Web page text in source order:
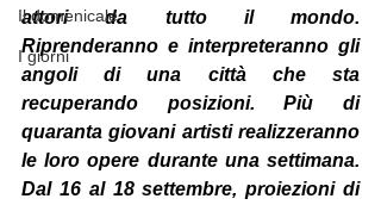
Il domenicale
I giorni
attori da tutto il mondo.
Riprenderanno e interpreteranno gli
angoli di una città che sta
recuperando posizioni. Più di
quaranta giovani artisti realizzeranno
le loro opere durante una settimana.
Dal 16 al 18 settembre, proiezioni di